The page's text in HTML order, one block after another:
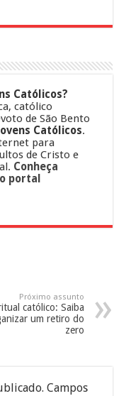
Católicos?
católico
de São Bento
Católicos.
para
de Cristo e
Conheça
portal
Próximo assunto
católico: Saiba
um retiro do
zero
Campos